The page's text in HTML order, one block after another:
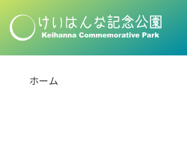
ホーム